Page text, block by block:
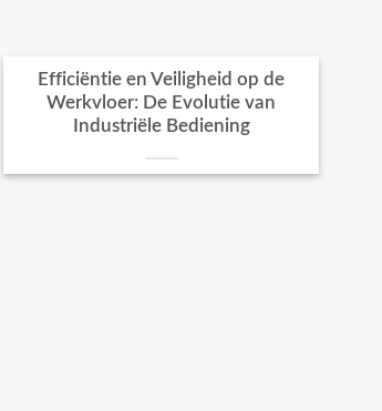
Efficiëntie en Veiligheid op de
Werkvloer: De Evolutie van
Industriële Bediening